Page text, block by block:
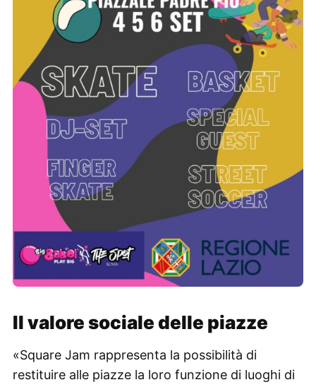
Il valore sociale delle piazze
«Square Jam rappresenta la possibilità di
restituire alle piazze la loro funzione di luoghi di